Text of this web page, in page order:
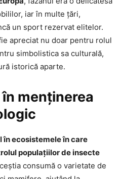
iar în multe țări,
un sport rezervat elitelor.
apreciat nu doar pentru rolul
simbolistica sa culturală,
istorică aparte.
menținerea
în ecosistemele în care
populațiilor de insecte
consumă o varietate de